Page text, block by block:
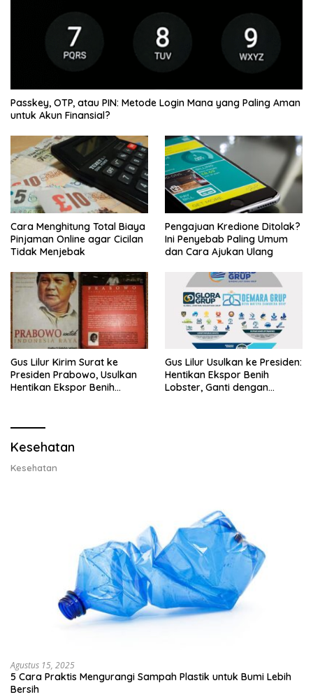
Passkey, OTP, atau PIN: Metode Login Mana yang Paling Aman
untuk Akun Finansial?
Cara Menghitung Total Biaya
Pinjaman Online agar Cicilan
Tidak Menjebak
Pengajuan Kredione Ditolak?
Ini Penyebab Paling Umum
dan Cara Ajukan Ulang
Gus Lilur Kirim Surat ke
Presiden Prabowo, Usulkan
Hentikan Ekspor Benih
Gus Lilur Usulkan ke Presiden:
Hentikan Ekspor Benih
Lobster, Ganti dengan
Kesehatan
Kesehatan
Agustus 15, 2025
5 Cara Praktis Mengurangi Sampah Plastik untuk Bumi Lebih
Bersih